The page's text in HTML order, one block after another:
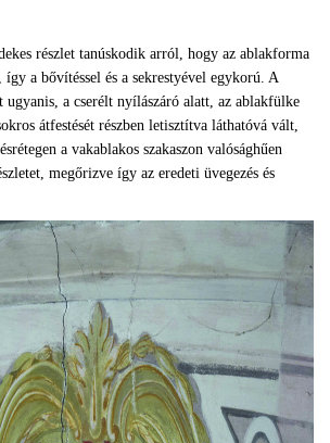
részlet tanúskodik arról, hogy az ablakforma
így a bővítéssel és a sekrestyével egykorú. A
ugyanis, a cserélt nyílászáró alatt, az ablakfülke
átfestését részben letisztítva láthatóvá vált,
a vakablakos szakaszon valósághűen
megőrizve így az eredeti üvegezés és